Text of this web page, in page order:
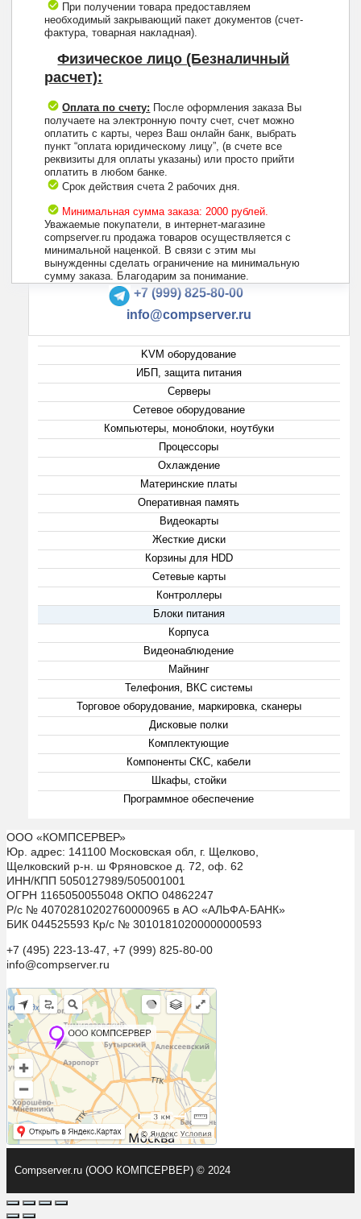
При получении товара предоставляем
необходимый закрывающий пакет документов (счет-
фактура, товарная накладная).
Физическое лицо (Безналичный
расчет):
Оплата по счету: После оформления заказа Вы
получаете на электронную почту счет, счет можно
оплатить с карты, через Ваш онлайн банк, выбрать
пункт “оплата юридическому лицу”, (в счете все
реквизиты для оплаты указаны) или просто прийти
оплатить в любом банке.
Срок действия счета 2 рабочих дня.
Минимальная сумма заказа: 2000 рублей.
Уважаемые покупатели, в интернет-магазине
compserver.ru продажа товаров осуществляется с
минимальной наценкой. В связи с этим мы
вынужденны сделать ограничение на минимальную
сумму заказа. Благодарим за понимание.
+7 (495) 223-13-47
+7 (999) 825-80-00
info@compserver.ru
KVM оборудование
ИБП, защита питания
Серверы
Сетевое оборудование
Компьютеры, моноблоки, ноутбуки
Процессоры
Охлаждение
Материнские платы
Оперативная память
Видеокарты
Жесткие диски
Корзины для HDD
Сетевые карты
Контроллеры
Блоки питания
Корпуса
Видеонаблюдение
Майнинг
Телефония, ВКС системы
Торговое оборудование, маркировка, сканеры
Дисковые полки
Комплектующие
Компоненты СКС, кабели
Шкафы, стойки
Программное обеспечение
ООО «КОМПСЕРВЕР»
Юр. адрес: 141100 Московская обл, г. Щелково,
Щелковский р-н. ш Фряновское д. 72, оф. 62
ИНН/КПП 5050127989/505001001
ОГРН 1165050055048 ОКПО 04862247
Р/с № 40702810202760000965 в АО «АЛЬФА-БАНК»
БИК 044525593 Кр/с № 30101810200000000593
+7 (495) 223-13-47, +7 (999) 825-80-00
info@compserver.ru
Compserver.ru (ООО КОМПСЕРВЕР) © 2024